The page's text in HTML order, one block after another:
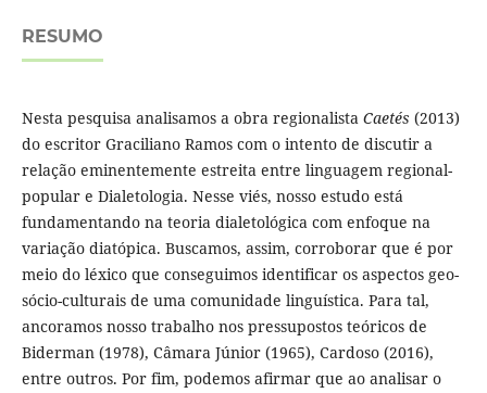
RESUMO
Nesta pesquisa analisamos a obra regionalista Caetés (2013)
do escritor Graciliano Ramos com o intento de discutir a
relação eminentemente estreita entre linguagem regional-
popular e Dialetologia. Nesse viés, nosso estudo está
fundamentando na teoria dialetológica com enfoque na
variação diatópica. Buscamos, assim, corroborar que é por
meio do léxico que conseguimos identificar os aspectos geo-
sócio-culturais de uma comunidade linguística. Para tal,
ancoramos nosso trabalho nos pressupostos teóricos de
Biderman (1978), Câmara Júnior (1965), Cardoso (2016),
entre outros. Por fim, podemos afirmar que ao analisar o